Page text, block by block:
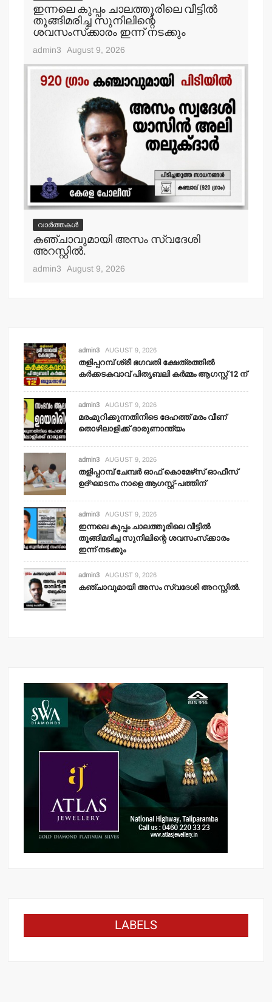
ഇന്നലെ കുപ്പം ചാലത്തൂരിലെ വീട്ടില്‍
തൂങ്ങിമരിച്ച സുനിലിന്റെ
ശവസംസ്‌ക്കാരം ഇന്ന് നടക്കും
admin3 August 9, 2026
വാർത്തകൾ
കഞ്ചാവുമായി അസം സ്വദേശി
അറസ്റ്റില്‍.
admin3 August 9, 2026
admin3 AUGUST 9, 2026
തളിപ്പറമ്പ് ശ്രീ ഭഗവതി ക്ഷേത്രത്തില്‍
കര്‍ക്കടകവാവ് പിതൃബലി കര്‍മ്മം ആഗസ്റ്റ് 12 ന്
admin3 AUGUST 9, 2026
മരംമുറിക്കുന്നതിനിടെ ദേഹത്ത് മരം വീണ്
തൊഴിലാളിക്ക് ദാരുണാന്ത്യം
admin3 AUGUST 9, 2026
തളിപ്പറമ്പ് ചേമ്പര്‍ ഓഫ് കൊമേഴ്‌സ് ഓഫീസ്
ഉദ്ഘാടനം നാളെ ആഗസ്റ്റ്-പത്തിന്
admin3 AUGUST 9, 2026
ഇന്നലെ കുപ്പം ചാലത്തൂരിലെ വീട്ടില്‍
തൂങ്ങിമരിച്ച സുനിലിന്റെ ശവസംസ്‌ക്കാരം
ഇന്ന് നടക്കും
admin3 AUGUST 9, 2026
കഞ്ചാവുമായി അസം സ്വദേശി അറസ്റ്റില്‍.
LABELS